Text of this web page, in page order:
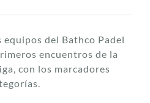
equipos del Bathco Padel
encuentros de la
con los marcadores